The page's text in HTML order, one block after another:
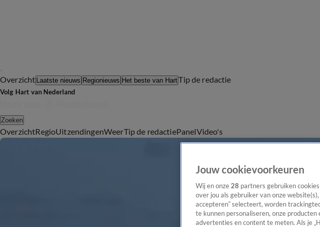
Overzicht Laatste nieuws Regionieuws Het beste van HartTip de redactie
Volg Hart van Nederland
Zoeken
OverzichtRegioUitzendingenWeerTip de redactiePanelVideo's
Jouw cookievoorkeuren
Wij en onze 28 partners gebruiken
over jou als gebruiker van onze
accepteren” selecteert, worden
te kunnen personaliseren, onze
advertenties en content te meten. Als je